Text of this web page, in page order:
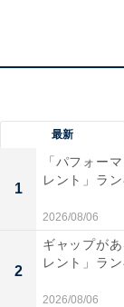
最新
1
「パフォー
レント」ラ
2026/08/06
2
ギャップが
レント」ラ
2026/08/06